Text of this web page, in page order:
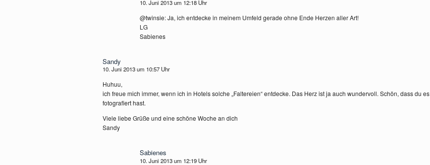
10. Juni 2013 um 12:18 Uhr
@twinsie: Ja, ich entdecke in meinem Umfeld gerade ohne Ende Herzen aller Art!
LG
Sabienes
Sandy
10. Juni 2013 um 10:57 Uhr
Huhuu,
ich freue mich immer, wenn ich in Hotels solche „Faltereien“ entdecke. Das Herz ist ja auch wundervoll. Schön, dass du es
fotografiert hast.
Viele liebe Grüße und eine schöne Woche an dich
Sandy
Sabienes
10. Juni 2013 um 12:19 Uhr